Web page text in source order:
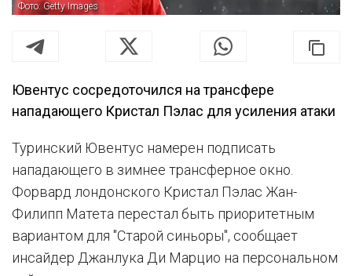
Фото: Getty Images
Ювентус сосредоточился на трансфере
нападающего Кристал Пэлас для усиления атаки
Туринский Ювентус намерен подписать
нападающего в зимнее трансферное окно.
Форвард лондонского Кристал Пэлас Жан-
Филипп Матета перестал быть приоритетным
вариантом для "Старой синьоры", сообщает
инсайдер Джанлука Ди Марцио на персональном